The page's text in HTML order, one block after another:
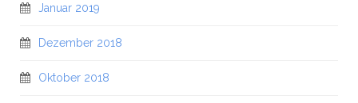
Januar 2019
Dezember 2018
Oktober 2018